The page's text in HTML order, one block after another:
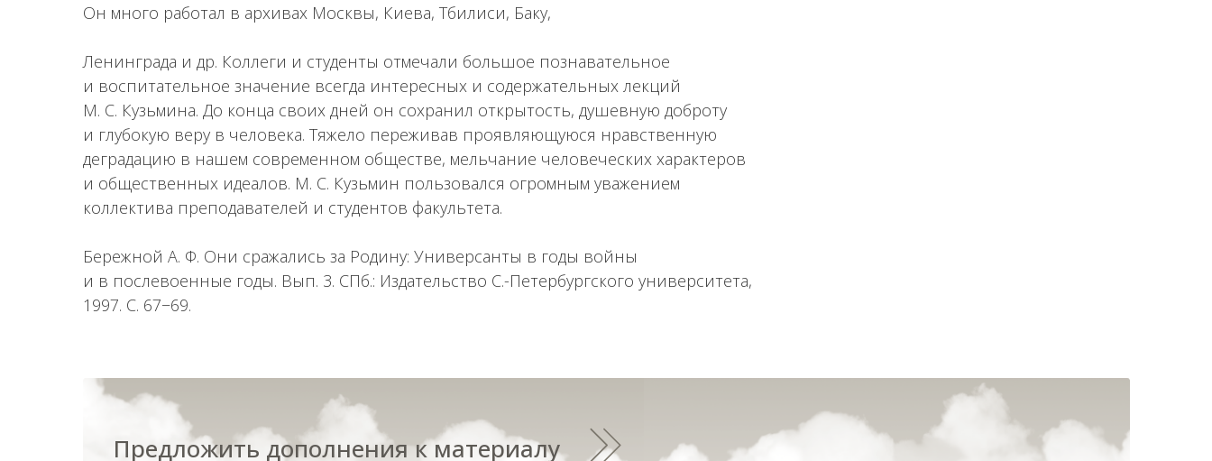
Он много работал в архивах Москвы, Киева, Тбилиси, Баку,
Ленинграда и др. Коллеги и студенты отмечали большое познавательное
и воспитательное значение всегда интересных и содержательных лекций
М. С. Кузьмина. До конца своих дней он сохранил открытость, душевную доброту
и глубокую веру в человека. Тяжело переживав проявляющуюся нравственную
деградацию в нашем современном обществе, мельчание человеческих характеров
и общественных идеалов. М. С. Кузьмин пользовался огромным уважением
коллектива преподавателей и студентов факультета.
Бережной А. Ф. Они сражались за Родину: Универсанты в годы войны
и в послевоенные годы. Вып. 3. СПб.: Издательство С.-Петербургского университета,
1997. С. 67−69.
Предложить дополнения к материалу